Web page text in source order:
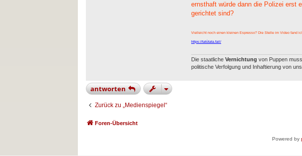
ernsthaft würde dann die Polizei erst
gerichtet sind?
Vielleicht noch einen kleinen Espresso? Die Stelle im Video fand
https://tatütata.fail/
Die staatliche Vernichtung von Puppen
politische Verfolgung und Inhaftierung von
antworten
Zurück zu „Medienspiegel“
Foren-Übersicht
Powered by